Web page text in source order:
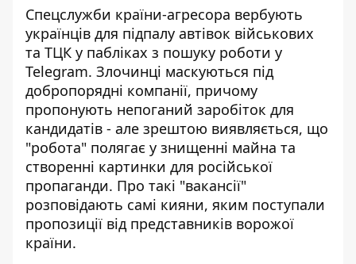
Спецслужби країни-агресора вербують
українців для підпалу автівок військових
та ТЦК у пабліках з пошуку роботи у
Telegram. Злочинці маскуються під
добропорядні компанії, причому
пропонують непоганий заробіток для
кандидатів - але зрештою виявляється, що
"робота" полягає у знищенні майна та
створенні картинки для російської
пропаганди. Про такі "вакансії"
розповідають самі кияни, яким поступали
пропозиції від представників ворожої
країни.